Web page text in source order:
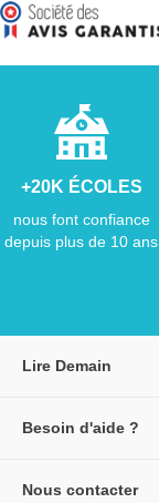
+20K ÉCOLES
nous font confiance
depuis plus de 10 ans
Lire Demain
Besoin d'aide ?
Nous contacter